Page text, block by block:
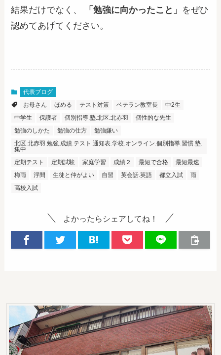
結果だけでなく、 「勉強に向かったこと」 をぜひ
認めてあげてください。
代表ブログ
お母さん
ほめる テスト対策 ベテラン教室長
中2生
中学生
保護者 個別指導.塾.北区.北赤羽
個性的な先生
勉強のしかた
勉強の仕方
勉強嫌い
北区.北赤羽.勉強.成績.テスト.通知表.学校.オンライン.個別指導.習慣.塾.
集中
定期テスト
定期試験 家庭学習 成績２ 最短で合格
最短最速
梅雨
浮間 生徒と仲がよい 自習 英会話.英語 都立入試
雨
高校入試
よかったらシェアしてね！